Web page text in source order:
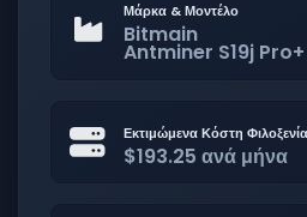
Μάρκα & Μοντέλο
Bitmain
Antminer S19j
Εκτιμώμενα Κόστη
$193.25 ανά μήνα